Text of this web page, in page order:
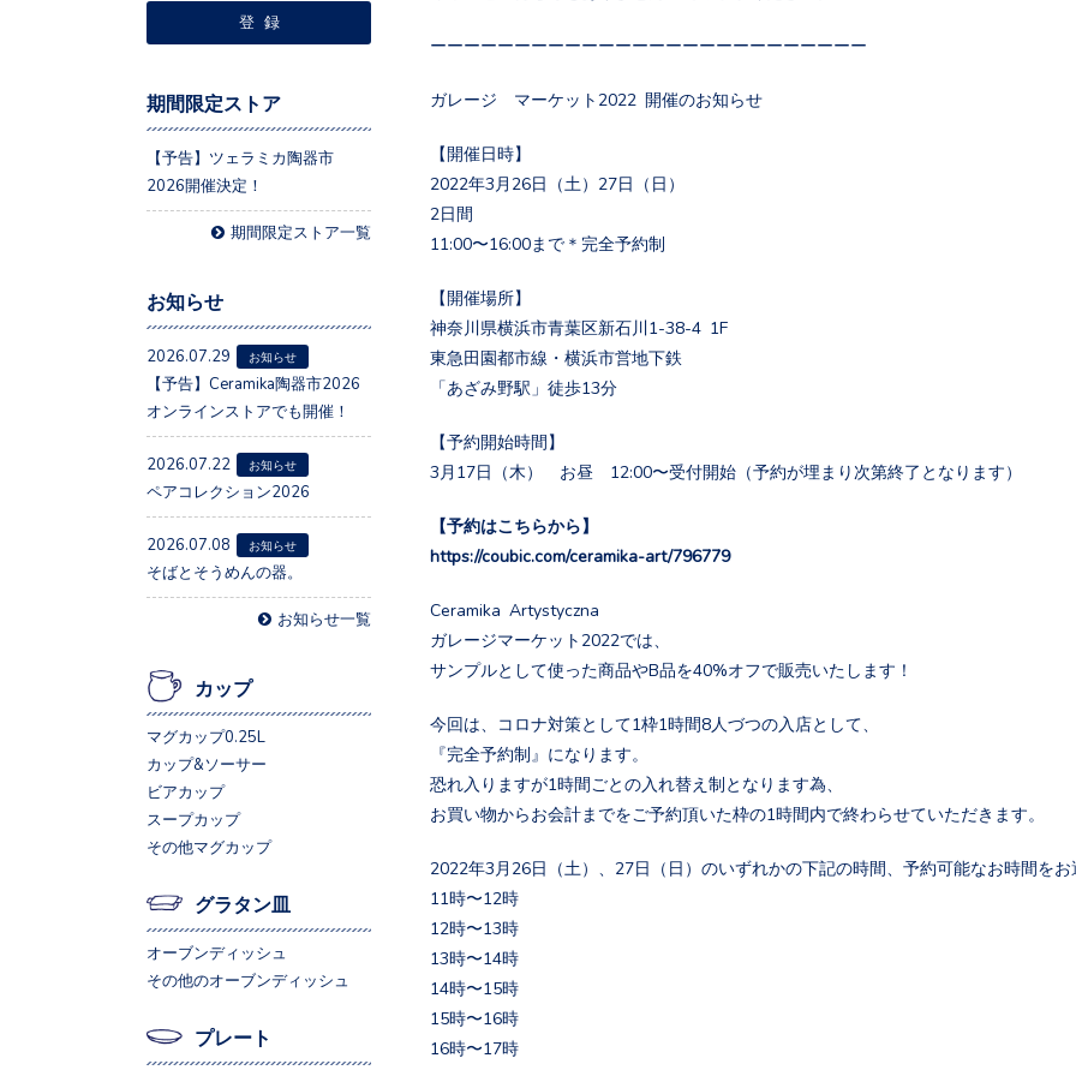
ーーーーーーーーーーーーーーーーーーーーーーーーーー
ガレージ マーケット2022 開催のお知らせ
【開催日時】
2022年3月26日（土）27日（日）
2日間
11:00〜16:00まで＊完全予約制
【開催場所】
神奈川県横浜市青葉区新石川1-38-4 1F
東急田園都市線・横浜市営地下鉄
「あざみ野駅」徒歩13分
【予約開始時間】
3月17日（木） お昼 12:00〜受付開始（予約が埋まり次第終了となります）
【予約はこちらから】
https://coubic.com/ceramika-art/796779
Ceramika Artystyczna
ガレージマーケット2022では、
サンプルとして使った商品やB品を40%オフで販売いたします！
今回は、コロナ対策として1枠1時間8人づつの入店として、
『完全予約制』になります。
恐れ入りますが1時間ごとの入れ替え制となります為、
お買い物からお会計までをご予約頂いた枠の1時間内で終わらせていただきます。
2022年3月26日（土）、27日（日）のいずれかの下記の時間、予約可能なお時間をお
11時〜12時
12時〜13時
13時〜14時
14時〜15時
15時〜16時
16時〜17時
期間限定ストア
【予告】ツェラミカ陶器市
2026開催決定！
期間限定ストア一覧
お知らせ
2026.07.29 お知らせ
【予告】Ceramika陶器市2026
オンラインストアでも開催！
2026.07.22 お知らせ
ペアコレクション2026
2026.07.08 お知らせ
そばとそうめんの器。
お知らせ一覧
カップ
マグカップ0.25L
カップ&ソーサー
ビアカップ
スープカップ
その他マグカップ
グラタン皿
オーブンディッシュ
その他のオーブンディッシュ
プレート